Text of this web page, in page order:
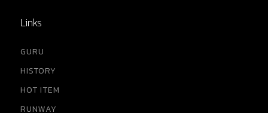
Links
GURU
HISTORY
HOT ITEM
RUNWAY